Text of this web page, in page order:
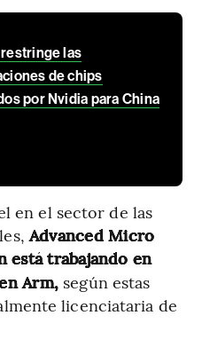
restringe las
de chips
por Nvidia para China
en el sector de las
Advanced Micro
está trabajando en
Arm, según estas
licenciataria de